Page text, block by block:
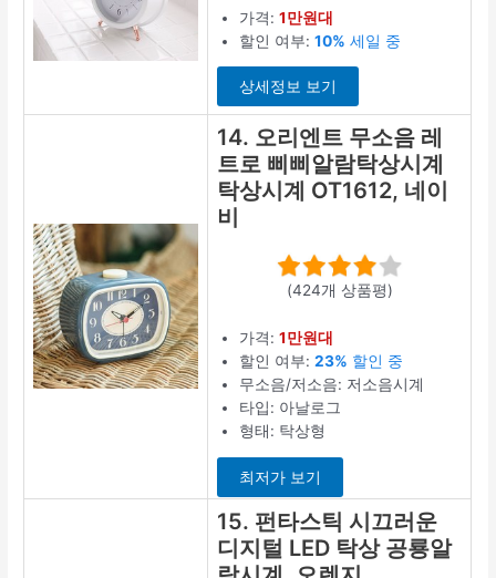
가격:1만원대
할인 여부:10% 세일 중
상세정보 보기
14. 오리엔트 무소음 레
트로 삐삐알람탁상시계
탁상시계 OT1612, 네이
비
(424개 상품평)
가격:1만원대
할인 여부:23% 할인 중
무소음/저소음: 저소음시계
타입: 아날로그
형태: 탁상형
최저가 보기
15. 펀타스틱 시끄러운
디지털 LED 탁상 공룡알